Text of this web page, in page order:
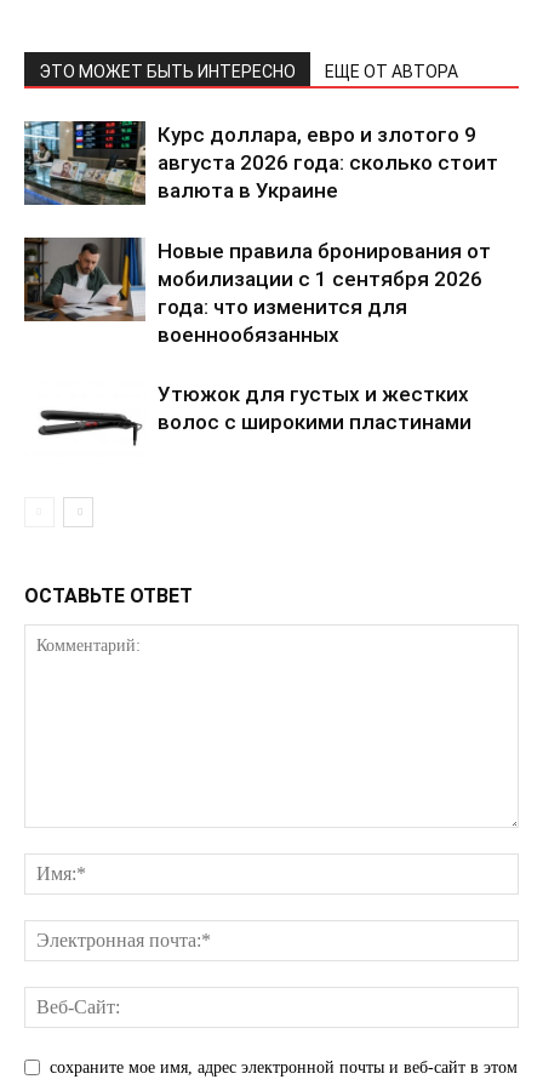
КавПолит
Отказ от ответственности
ЭТО МОЖЕТ БЫТЬ ИНТЕРЕСНО ЕЩЕ ОТ АВТОРА
Курс доллара, евро и злотого 9
августа 2026 года: сколько стоит
валюта в Украине
Новые правила бронирования от
мобилизации с 1 сентября 2026
года: что изменится для
военнообязанных
Утюжок для густых и жестких
волос с широкими пластинами
ОСТАВЬТЕ ОТВЕТ
сохраните мое имя, адрес электронной почты и веб-сайт в этом